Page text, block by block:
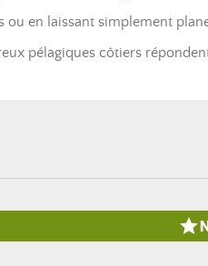
ou en laissant simplement
pélagiques côtiers
